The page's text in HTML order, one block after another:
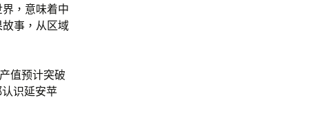
，意味着中
事，从区域
值预计突破
识延安苹